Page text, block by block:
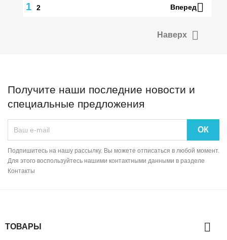
1 2 Вперед
Наверх 
Получите наши последние новости и
специальные предложения
Подпишитесь на нашу рассылку. Вы можете отписаться в любой момент.
Для этого воспользуйтесь нашими контактными данными в разделе
Контакты
ТОВАРЫ 